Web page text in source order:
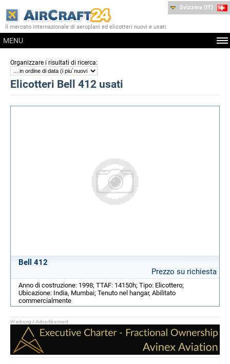
Il mercato internazionale di aeroplani ed elicotteri nuovi e usati
MENU
Svizzera (IT)
Organizzare i risultati di ricerca:
Elicotteri Bell 412 usati
Bell 412
Prezzo su richiesta
Anno di costruzione: 1998; TTAF: 14150h; Tipo: Elicottero;
Ubicazione: India, Mumbai; Tenuto nel hangar, Abilitato
commercialmente